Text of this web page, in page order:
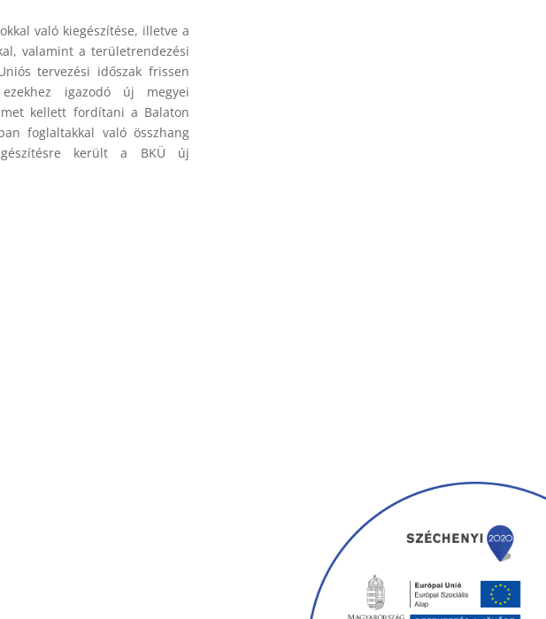
való kiegészítése, illetve a
valamint a területrendezési
tervezési időszak frissen
igazodó új megyei
kellett fordítani a Balaton
foglaltakkal való összhang
került a BKÜ új